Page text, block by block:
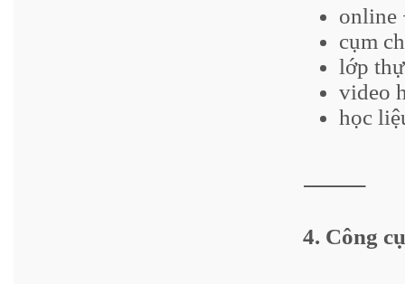
online
cụm
lớp
video
học
⸻
4. Công